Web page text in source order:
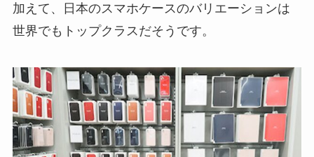
加えて、日本のスマホケースのバリエーションは
世界でもトップクラスだそうです。